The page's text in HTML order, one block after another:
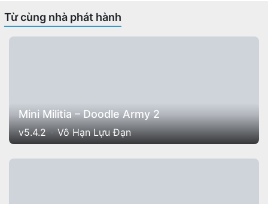
Từ cùng nhà phát hành
Mini Militia – Doodle Army 2
v5.4.2 Vô Hạn Lựu Đạn